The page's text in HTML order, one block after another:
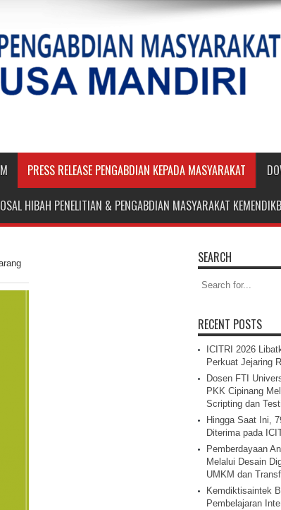
PRESS RELEASE PENGABDIAN KEPADA MASYARAKAT
HIBAH PENELITIAN & PENGABDIAN MASYARAKAT
SEARCH
Search
for:
RECENT POSTS
ICITRI 2026
Perkuat Jejaring
Dosen FTI
PKK Cipinang
Scripting dan
Hingga Saat Ini,
Diterima pada
Pemberdayaan
Melalui Desain
UMKM dan
Kemdiktisaintek
Pembelajaran